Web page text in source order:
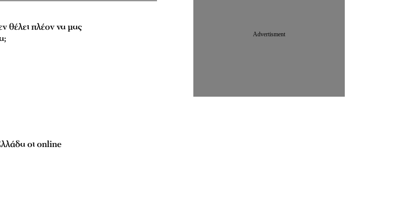
θέλει πλέον να μας
οι οnline